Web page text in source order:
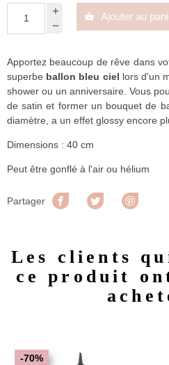
 Ajouter au
Apportez beaucoup de rêve dans
superbe ballon bleu ciel lors d'un
shower ou un anniversaire. Vous
de satin et former un bouquet de
diamètre, a un effet glossy encore
Dimensions : 40 cm
Peut être gonflé à l'air ou hélium
Partager Partager Tweet
Les clients
ce produit
-70%